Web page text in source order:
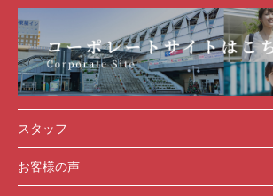
スタッフ
お客様の声